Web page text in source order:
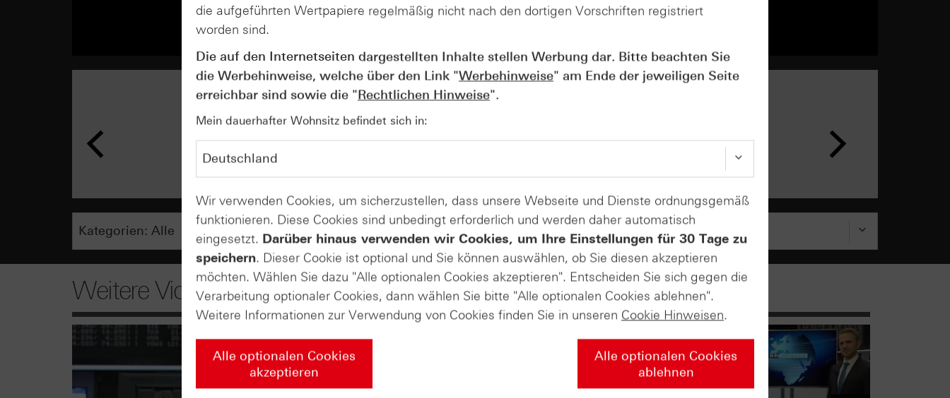
AUGUST
Der Blick ins Kleingedruckte: Kosten &
Weitere Videos
die aufgeführten Wertpapiere regelmäßig nicht nach den dortigen Vorschriften registriert
worden sind.
Die auf den Internetseiten dargestellten Inhalte stellen Werbung dar. Bitte beachten Sie
die Werbehinweise, welche über den Link "Werbehinweise" am Ende der jeweiligen Seite
erreichbar sind sowie die "Rechtlichen Hinweise".
Mein dauerhafter Wohnsitz befindet sich in:
Wir verwenden Cookies, um sicherzustellen, dass unsere Webseite und Dienste ordnungsgemäß
funktionieren. Diese Cookies sind unbedingt erforderlich und werden daher automatisch
eingesetzt. Darüber hinaus verwenden wir Cookies, um Ihre Einstellungen für 30 Tage zu
speichern. Dieser Cookie ist optional und Sie können auswählen, ob Sie diesen akzeptieren
möchten. Wählen Sie dazu "Alle optionalen Cookies akzeptieren". Entscheiden Sie sich gegen die
Verarbeitung optionaler Cookies, dann wählen Sie bitte "Alle optionalen Cookies ablehnen".
Weitere Informationen zur Verwendung von Cookies finden Sie in unseren Cookie Hinweisen.
Alle optionalen Cookies
akzeptieren
Alle optionalen Cookies
ablehnen